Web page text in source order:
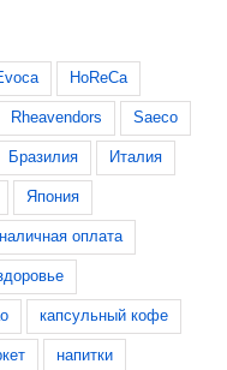
HoReCa
Rheavendors Saeco
Бразилия Италия
Япония
оплата
капсульный кофе
напитки